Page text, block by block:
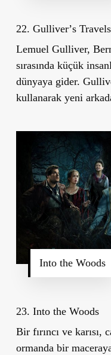
22. Gulliver’s Travels
Lemuel Gulliver,
sırasında küçük
dünyaya gider.
kullanarak yeni
Into the Woods
23. Into the Woods
Bir fırıncı ve
ormanda bir